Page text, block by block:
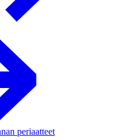
periaatteet